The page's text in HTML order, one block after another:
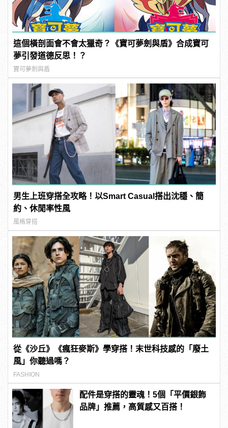
這個橫剖面會不會太獵奇？《寶可夢劍與盾》合成寶可
夢引發道德反思！？
寶可夢劍與盾
男生上班穿搭全攻略！以Smart Casual搭出沈穩、簡
約、休閒率性風
風格穿搭
從《沙丘》《瘋狂麥斯》學穿搭！末世科技感的「廢土
風」你聽過嗎？
FASHION
配件是穿搭的靈魂！5個「平價銀飾
品牌」推薦，高質感又百搭！